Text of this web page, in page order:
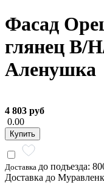
Фасад
глянец В/
Аленушка
4 803 руб
0.00
Купить
Доставка до подъезда:
Доставка до